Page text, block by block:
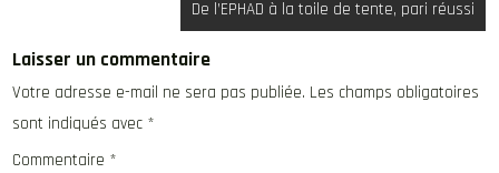
De l’EPHAD à la toile de tente, pari réussi
Laisser un commentaire
Votre adresse e-mail ne sera pas publiée. Les champs obligatoires
sont indiqués avec *
Commentaire *